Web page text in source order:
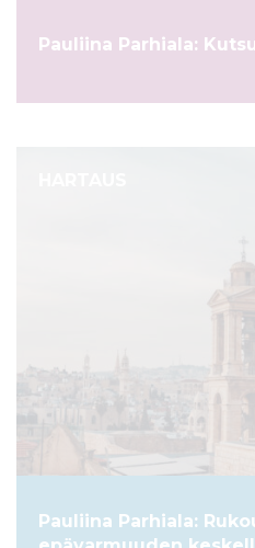
Pauliina Parhiala:
Pauliina Parhiala: